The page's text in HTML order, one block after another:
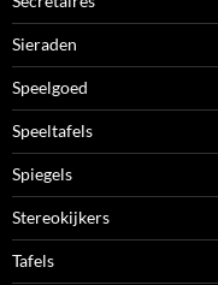
Sieraden
Speelgoed
Speeltafels
Spiegels
Stereokijkers
Tafels